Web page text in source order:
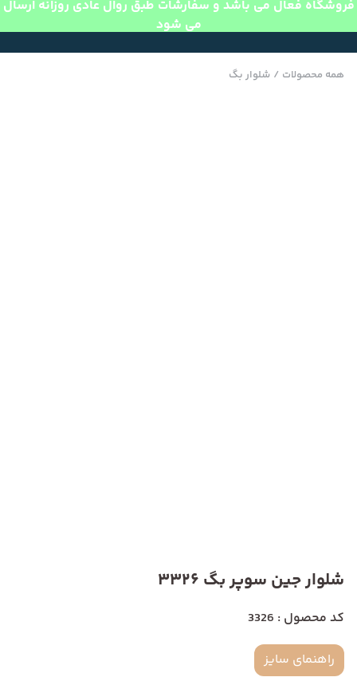
فروشگاه فعال می باشد و سفارشات طبق روال عادی روزانه ارسال
می شود
همه محصولات / شلوار بگ
شلوار جین سوپر بگ 3326
کد محصول : 3326
راهنمای سایز